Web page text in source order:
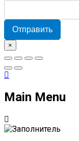
Отправить
×
Main Menu